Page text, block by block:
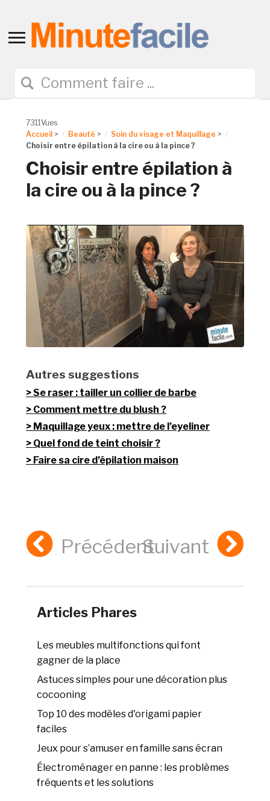
Toggle
navigation
7311Vues
Accueil > Beauté > Soin du visage et Maquillage >
Choisir entre épilation à la cire ou à la pince ?
Choisir entre épilation à
la cire ou à la pince ?
Autres suggestions
Se raser : tailler un collier de barbe
Comment mettre du blush ?
Maquillage yeux : mettre de l’eyeliner
Quel fond de teint choisir ?
Faire sa cire d’épilation maison
PrécédentSuivant
Articles Phares
Les meubles multifonctions qui font
gagner de la place
Astuces simples pour une décoration plus
cocooning
Top 10 des modèles d'origami papier
faciles
Jeux pour s’amuser en famille sans écran
Électroménager en panne : les problèmes
fréquents et les solutions